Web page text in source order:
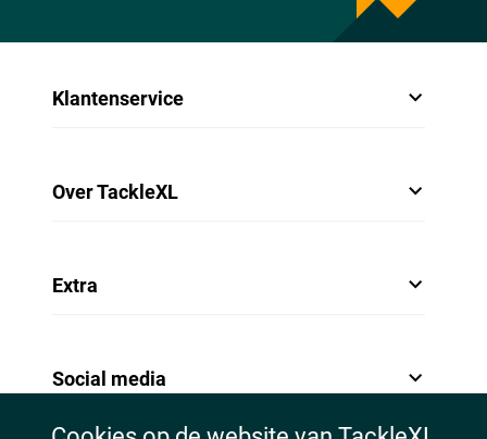
Klantenservice
Over TackleXL
Extra
Social media